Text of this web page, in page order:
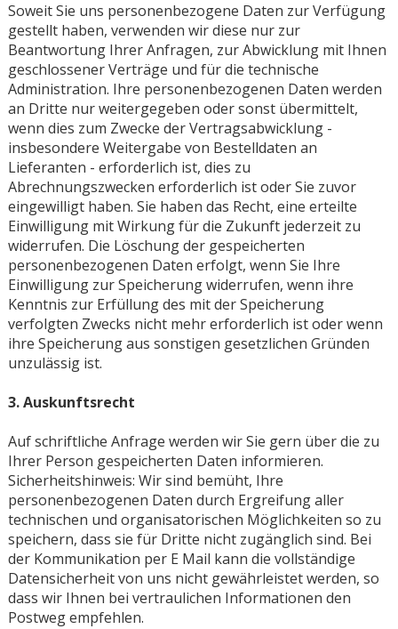
Soweit Sie uns personenbezogene Daten zur Verfügung
gestellt haben, verwenden wir diese nur zur
Beantwortung Ihrer Anfragen, zur Abwicklung mit Ihnen
geschlossener Verträge und für die technische
Administration. Ihre personenbezogenen Daten werden
an Dritte nur weitergegeben oder sonst übermittelt,
wenn dies zum Zwecke der Vertragsabwicklung -
insbesondere Weitergabe von Bestelldaten an
Lieferanten - erforderlich ist, dies zu
Abrechnungszwecken erforderlich ist oder Sie zuvor
eingewilligt haben. Sie haben das Recht, eine erteilte
Einwilligung mit Wirkung für die Zukunft jederzeit zu
widerrufen. Die Löschung der gespeicherten
personenbezogenen Daten erfolgt, wenn Sie Ihre
Einwilligung zur Speicherung widerrufen, wenn ihre
Kenntnis zur Erfüllung des mit der Speicherung
verfolgten Zwecks nicht mehr erforderlich ist oder wenn
ihre Speicherung aus sonstigen gesetzlichen Gründen
unzulässig ist.
3. Auskunftsrecht
Auf schriftliche Anfrage werden wir Sie gern über die zu
Ihrer Person gespeicherten Daten informieren.
Sicherheitshinweis: Wir sind bemüht, Ihre
personenbezogenen Daten durch Ergreifung aller
technischen und organisatorischen Möglichkeiten so zu
speichern, dass sie für Dritte nicht zugänglich sind. Bei
der Kommunikation per E Mail kann die vollständige
Datensicherheit von uns nicht gewährleistet werden, so
dass wir Ihnen bei vertraulichen Informationen den
Postweg empfehlen.